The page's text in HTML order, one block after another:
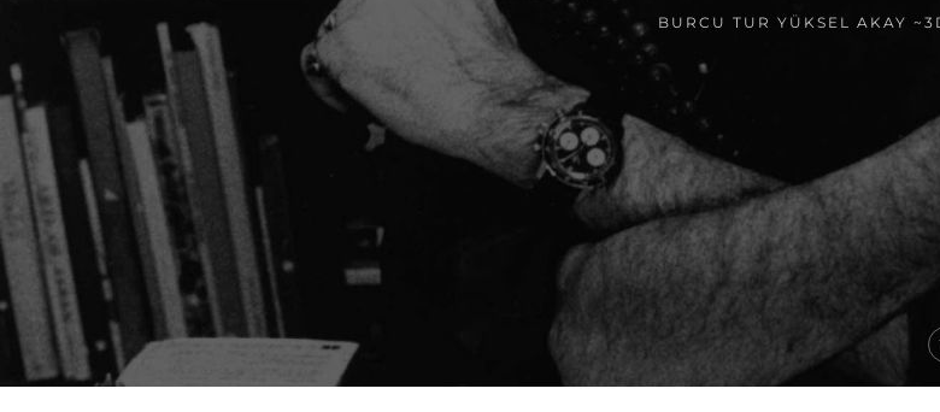
BURCU TUR YÜKSEL AKAY